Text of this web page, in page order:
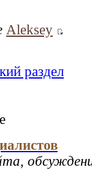
Aleksey
раздел